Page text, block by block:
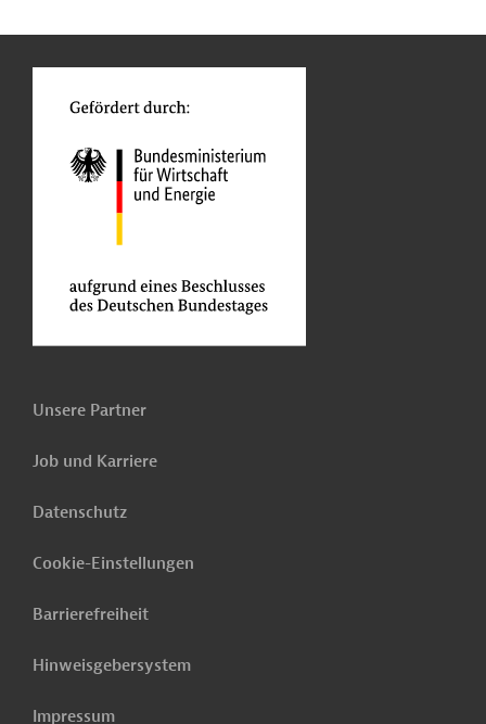
Unsere Partner
Job und Karriere
Datenschutz
Cookie-Einstellungen
Barrierefreiheit
Hinweisgebersystem
Impressum